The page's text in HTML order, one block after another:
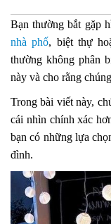
Bạn thường bắt gặp
nhà phố, biệt thự
thường không phân
này và cho rằng
Trong bài viết này,
cái nhìn chính xác
bạn có những lựa
đình.